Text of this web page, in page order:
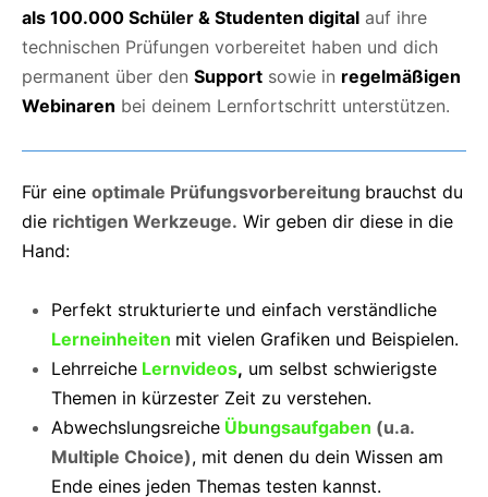
als 100.000 Schüler & Studenten digital auf ihre
technischen Prüfungen vorbereitet haben und dich
permanent über den Support sowie in regelmäßigen
Webinaren bei deinem Lernfortschritt unterstützen.
Für eine optimale Prüfungsvorbereitung brauchst du
die richtigen Werkzeuge. Wir geben dir diese in die
Hand:
Perfekt strukturierte und einfach verständliche
Lerneinheiten mit vielen Grafiken und Beispielen.
Lehrreiche Lernvideos, um selbst schwierigste
Themen in kürzester Zeit zu verstehen.
Abwechslungsreiche Übungsaufgaben (u.a.
Multiple Choice), mit denen du dein Wissen am
Ende eines jeden Themas testen kannst.